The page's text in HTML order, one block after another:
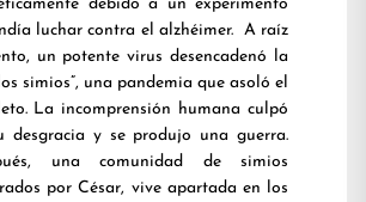
debido a un experimento
luchar contra el alzhéimer. A raíz
un potente virus desencadenó la
simios”, una pandemia que asoló el
La incomprensión humana culpó
desgracia y se produjo una guerra.
una comunidad de simios
por César, vive apartada en los